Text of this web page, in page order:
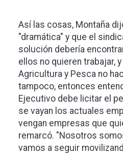
Así las cosas, Montaña
"dramática" y que el
solución debería
ellos no quieren trabajar,
Agricultura y Pesca no
tampoco, entonces
Ejecutivo debe licitar el
se vayan los actuales
vengan empresas que
remarcó. "Nosotros
vamos a seguir